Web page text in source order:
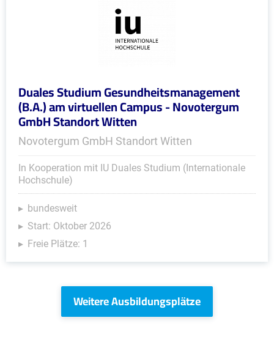
Duales Studium Gesundheitsmanagement
(B.A.) am virtuellen Campus - Novotergum
GmbH Standort Witten
Novotergum GmbH Standort Witten
In Kooperation mit IU Duales Studium (Internationale
Hochschule)
bundesweit
Start: Oktober 2026
Freie Plätze: 1
Weitere Ausbildungsplätze